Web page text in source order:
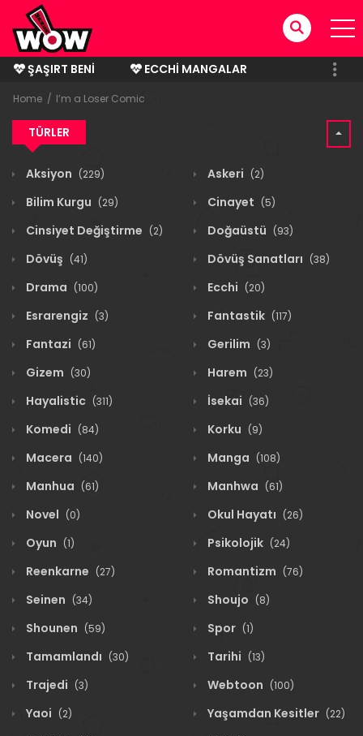
ŞAŞIRT BENI
ECCHI MANGALAR
BITMIŞ MANGALAR
Home I’m a Loser Comic
TÜRLER
Aksiyon (229) Askeri (2)
Bilim Kurgu (29) Cinayet (5)
Cinsiyet Değiştirme (2) Doğaüstü (93)
Dövüş (41) Dövüş Sanatları (38)
Drama (100) Ecchi (20)
Esrarengiz (3) Fantastik (117)
Fantazi (61) Gerilim (3)
Gizem (30) Harem (23)
Hayalistic (311) İsekai (36)
Komedi (84) Korku (9)
Macera (140) Manga (108)
Manhua (61) Manhwa (61)
Novel (0) Okul Hayatı (26)
Oyun (1) Psikolojik (24)
Reenkarne (27) Romantizm (76)
Seinen (34) Shoujo (8)
Shounen (59) Spor (1)
Tamamlandı (30) Tarihi (13)
Trajedi (3) Webtoon (100)
Yaoi (2) Yaşamdan Kesitler (22)